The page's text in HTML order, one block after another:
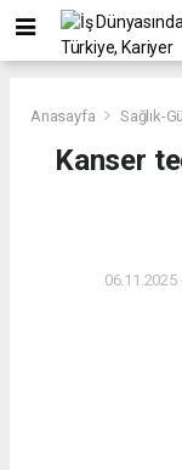
Anasayfa Sağlık-
Kanser
06.11.2025